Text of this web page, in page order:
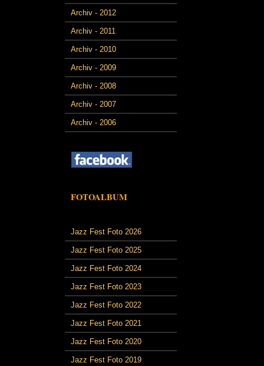
Archiv - 2012
Archiv - 2011
Archiv - 2010
Archiv - 2009
Archiv - 2008
Archiv - 2007
Archiv - 2006
FOTOALBUM
Jazz Fest Foto 2026
Jazz Fest Foto 2025
Jazz Fest Foto 2024
Jazz Fest Foto 2023
Jazz Fest Foto 2022
Jazz Fest Foto 2021
Jazz Fest Foto 2020
Jazz Fest Foto 2019